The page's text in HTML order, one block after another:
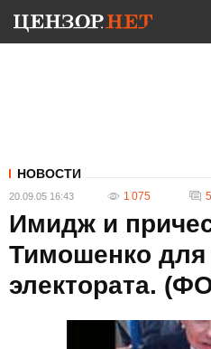
НОВОСТИ
20.09.05 16:43 1 075 5
Имидж и
Тимошенко для
электората.